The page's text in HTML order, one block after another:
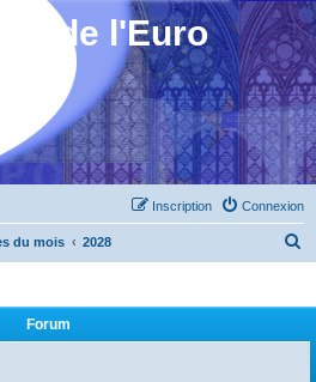
de l'Euro
Connexion
Inscription
du mois 2028
Forum